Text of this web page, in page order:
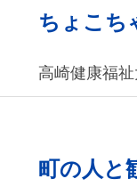
ちょこち
高崎健康福祉
町の人と